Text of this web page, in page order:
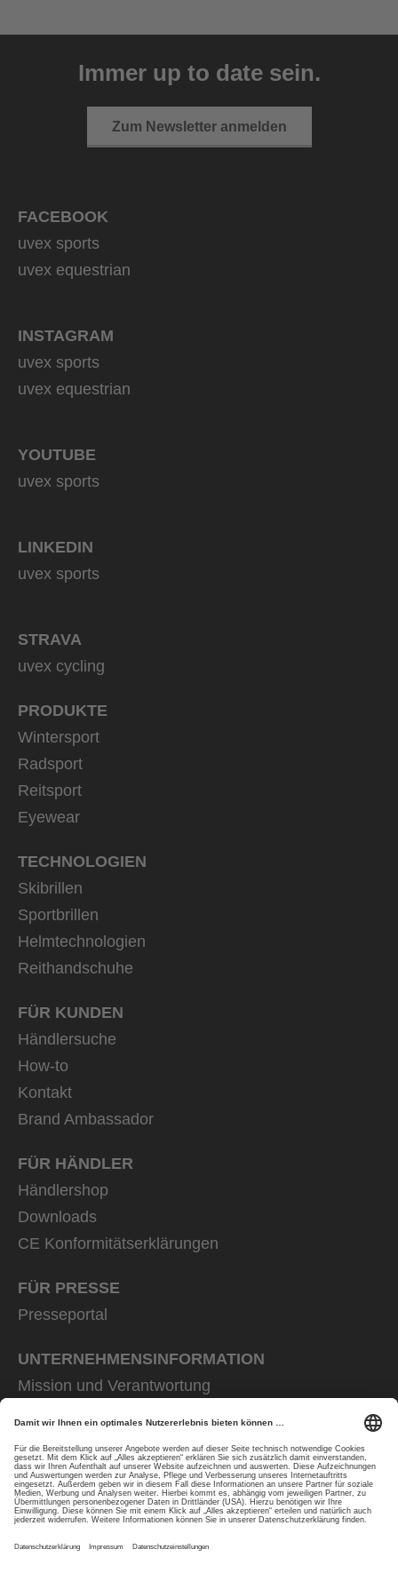
1 FarbvariantenImmer up to date sein.
Zum Newsletter anmelden
FACEBOOK
uvex sports
uvex equestrian
INSTAGRAM
uvex sports
uvex equestrian
YOUTUBE
uvex sports
LINKEDIN
uvex sports
STRAVA
uvex cycling
PRODUKTE
Wintersport
Radsport
Reitsport
Eyewear
TECHNOLOGIEN
Skibrillen
Sportbrillen
Helmtechnologien
Reithandschuhe
FÜR KUNDEN
Händlersuche
How-to
Kontakt
Brand Ambassador
FÜR HÄNDLER
Händlershop
Downloads
CE Konformitätserklärungen
FÜR PRESSE
Presseportal
UNTERNEHMENS­INFORMATION
Mission und Verantwortung
Rainer Winter Stiftung
Karriere
Datenschutz